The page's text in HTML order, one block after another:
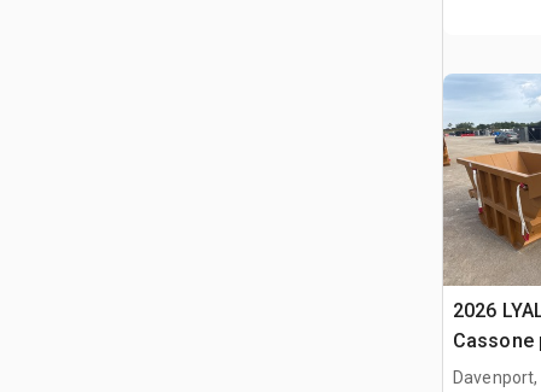
2026
Cassone
(Unused)
Davenport,